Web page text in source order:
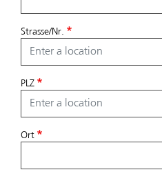
Strasse/Nr.
PLZ
Ort